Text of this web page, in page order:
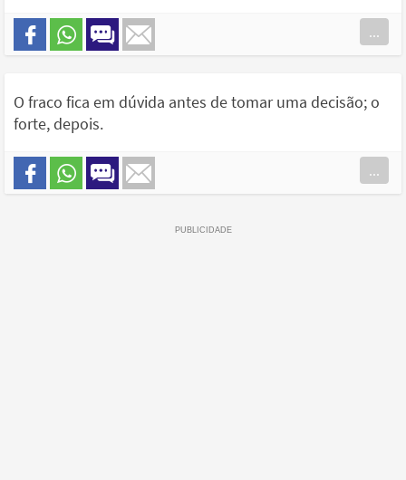
...
O fraco fica em dúvida antes de tomar uma decisão; o
forte, depois.
...